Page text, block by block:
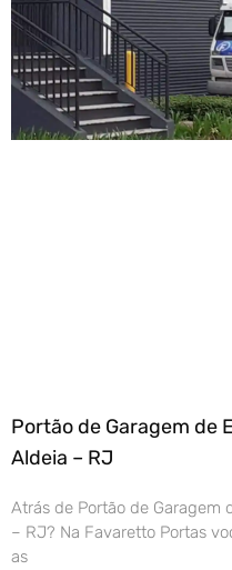
Portão de Garagem de
Aldeia – RJ
Atrás de Portão de Garagem
– RJ? Na Favaretto Portas
as